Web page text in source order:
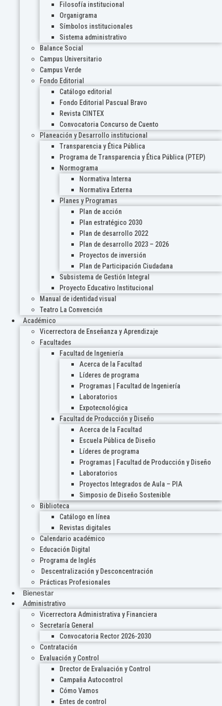
Filosofía institucional
Organigrama
Símbolos institucionales
Sistema administrativo
Balance Social
Campus Universitario
Campus Verde
Fondo Editorial
Catálogo editorial
Fondo Editorial Pascual Bravo
Revista CINTEX
Convocatoria Concurso de Cuento
Planeación y Desarrollo institucional
Transparencia y Ética Pública
Programa de Transparencia y Ética Pública (PTEP)
Normograma
Normativa Interna
Normativa Externa
Planes y Programas
Plan de acción
Plan estratégico 2030
Plan de desarrollo 2022
Plan de desarrollo 2023 – 2026
Proyectos de inversión
Plan de Participación Ciudadana
Subsistema de Gestión Integral
Proyecto Educativo Institucional
Manual de identidad visual
Teatro La Convención
Académico
Vicerrectora de Enseñanza y Aprendizaje
Facultades
Facultad de Ingeniería
Acerca de la Facultad
Líderes de programa
Programas | Facultad de Ingeniería
Laboratorios
Expotecnológica
Facultad de Producción y Diseño
Acerca de la Facultad
Escuela Pública de Diseño
Líderes de programa
Programas | Facultad de Producción y Diseño
Laboratorios
Proyectos Integrados de Aula – PIA
Simposio de Diseño Sostenible
Biblioteca
Catálogo en línea
Revistas digitales
Calendario académico
Educación Digital
Programa de Inglés
Descentralización y Desconcentración
Prácticas Profesionales
Bienestar
Administrativo
Vicerrectora Administrativa y Financiera
Secretaría General
Convocatoria Rector 2026-2030
Contratación
Evaluación y Control
Drector de Evaluación y Control
Campaña Autocontrol
Cómo Vamos
Entes de control